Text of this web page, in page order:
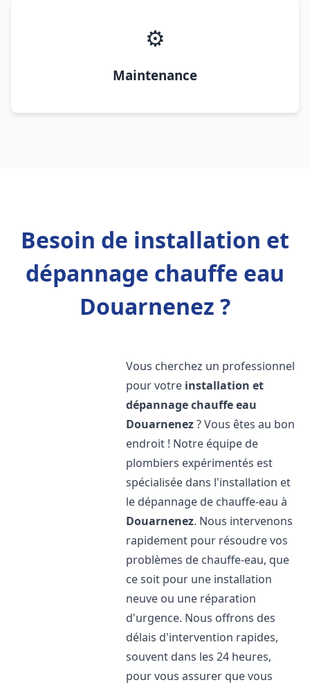
⚙️
Maintenance
Besoin de installation et
dépannage chauffe eau
Douarnenez ?
Vous cherchez un professionnel
pour votre installation et
dépannage chauffe eau
Douarnenez? Vous êtes au bon
endroit ! Notre équipe de
plombiers expérimentés est
spécialisée dans l'installation et
le dépannage de chauffe-eau à
Douarnenez. Nous intervenons
rapidement pour résoudre vos
problèmes de chauffe-eau, que
ce soit pour une installation
neuve ou une réparation
d'urgence. Nous offrons des
délais d'intervention rapides,
souvent dans les 24 heures,
pour vous assurer que vous